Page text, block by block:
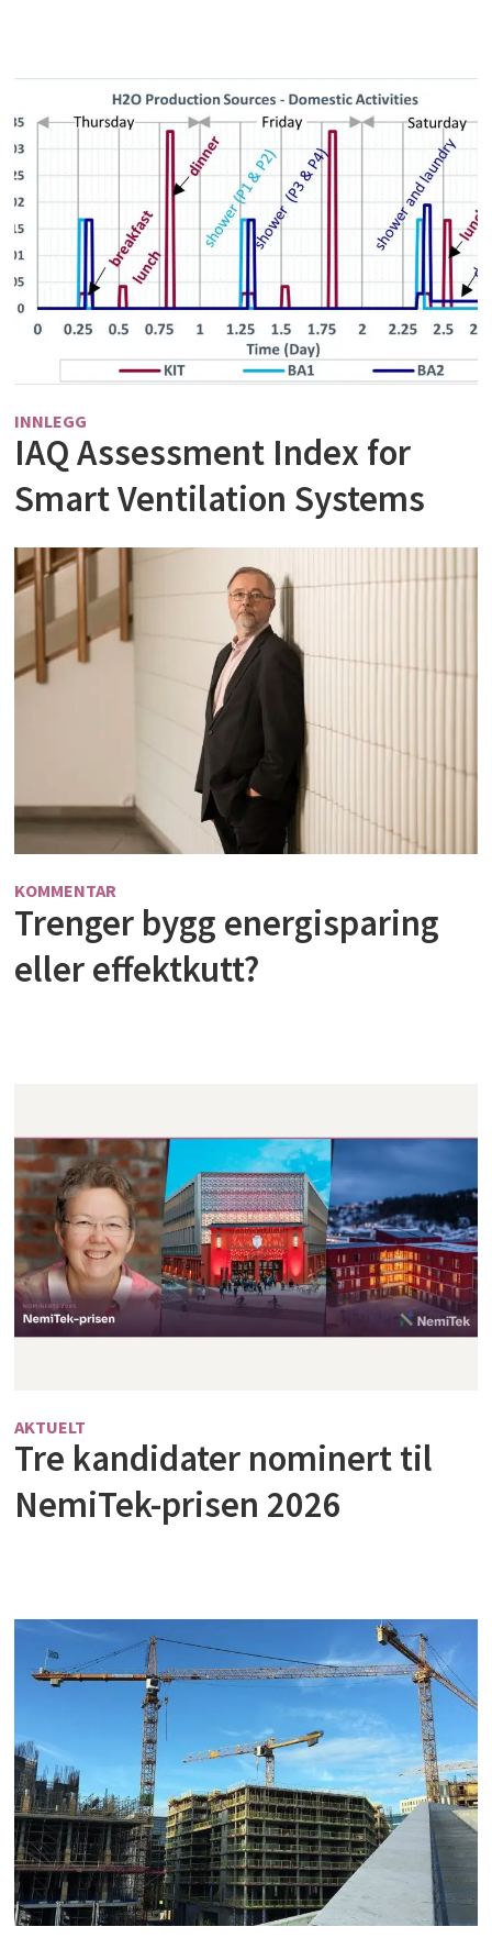
INNLEGG
IAQ Assessment Index for
Smart Ventilation Systems
KOMMENTAR
Trenger bygg energisparing
eller effektkutt?
AKTUELT
Tre kandidater nominert til
NemiTek-prisen 2026